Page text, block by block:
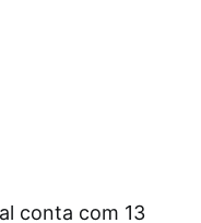
conta com 13